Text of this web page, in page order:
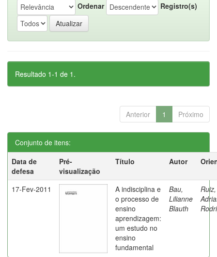
Ordenar
Registro(s)
Resultado 1-1 de 1.
Anterior 1 Próximo
Conjunto de itens:
Data de
defesa
Pré-
visualização
Título Autor
17-Fev-2011
A indisciplina e
o processo de
ensino
aprendizagem:
um estudo no
ensino
fundamental
Bau,
Lilianne
Blauth
Ruiz,